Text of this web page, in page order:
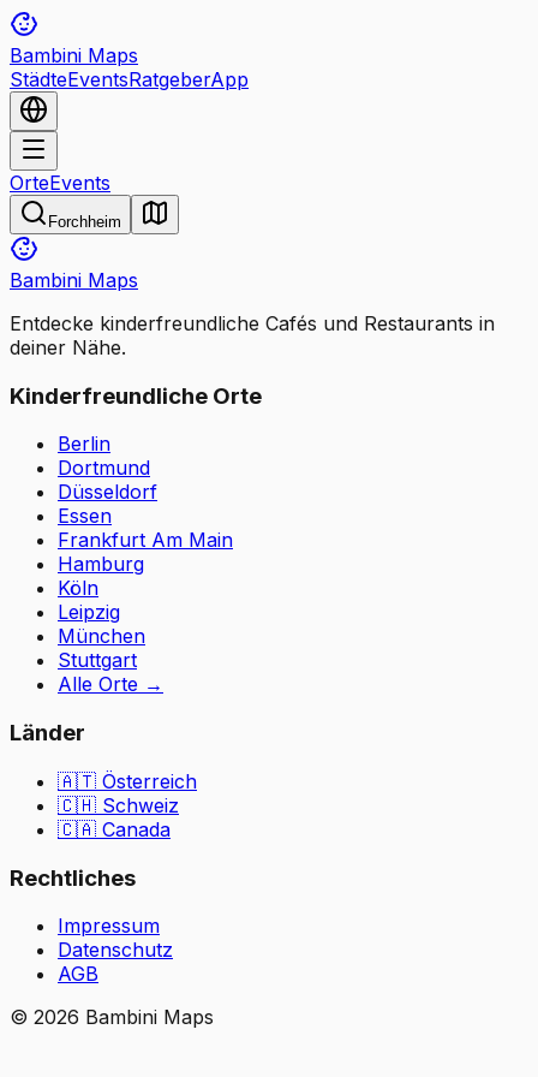
Bambini Maps
StädteEventsRatgeberApp
OrteEvents
Forchheim
Bambini Maps
Entdecke kinderfreundliche Cafés und Restaurants in
deiner Nähe.
Kinderfreundliche Orte
Berlin
Dortmund
Düsseldorf
Essen
Frankfurt Am Main
Hamburg
Köln
Leipzig
München
Stuttgart
Alle Orte →
Länder
🇦🇹 Österreich
🇨🇭 Schweiz
🇨🇦 Canada
Rechtliches
Impressum
Datenschutz
AGB
© 2026 Bambini Maps